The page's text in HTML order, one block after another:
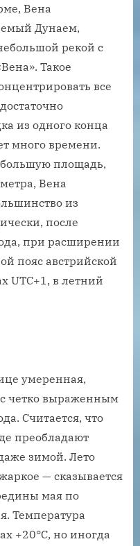
Вена
Дунаем,
рекой с
Такое
все
из одного конца
много времени.
площадь,
Вена
из
после
при расширении
пояс австрийской
UTC+1, в летний
умеренная,
четко выраженным
Считается, что
преобладают
зимой. Лето
— сказывается
мая по
Температура
+20°С, но иногда